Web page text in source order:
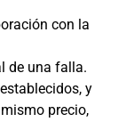
con la
de una falla.
y
precio,